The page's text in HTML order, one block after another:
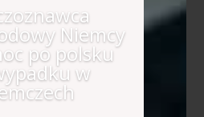
Niemcy
po polsku
w